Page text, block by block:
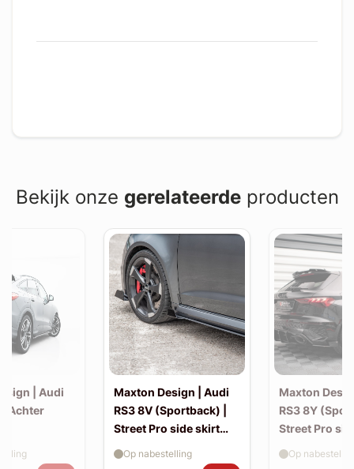
Bekijk onze gerelateerdeproducten
| Audi
| Achter
Maxton Design | Audi
RS3 8V (Sportback) |
Street Pro side skirt
splitter flaps
Op nabestelling
Maxton
RS3 8Y
Street Pro
splitter flaps
Op